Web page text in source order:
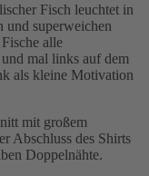
Fisch leuchtet in
und superweichen
alle
mal links auf dem
als kleine Motivation
mit großem
Abschluss des Shirts
Doppelnähte.